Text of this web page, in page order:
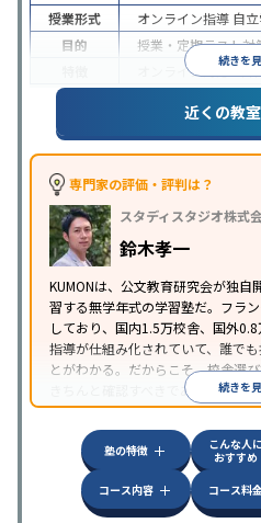
続きを
授業形式
オンライン指導 自
目的
授業・定期テスト対
オンライン対応1科
近くの教
専門家の評価・評判は？
スタディスタジオ株式
鈴木孝一
KUMONは、公文教育研究会が独
習する無学年式の学習塾だ。フラ
しており、国内1.5万校舎、国外
指導が仕組み化されていて、誰で
とがわかる。だからこそ、校舎選
きちんと確認すべきである。近所
方見学してみることをオススメす
続きを
塾の特徴
こんな人に
おすすめ
コース内容
コース料金